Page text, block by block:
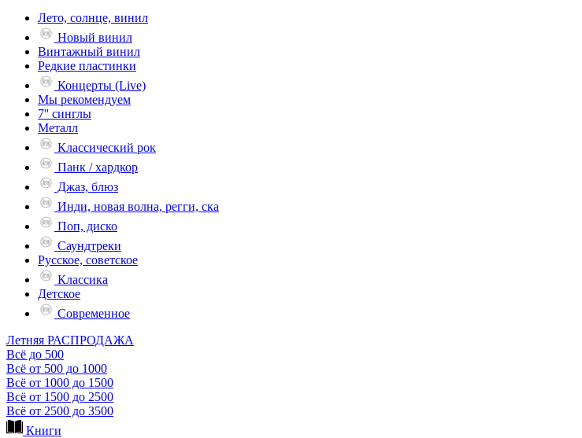
Лето, солнце, винил
Новый винил
Винтажный винил
Редкие пластинки
Концерты (Live)
Мы рекомендуем
7'' синглы
Металл
Классический рок
Панк / хардкор
Джаз, блюз
Инди, новая волна, регги, ска
Поп, диско
Саундтреки
Русское, советское
Классика
Детское
Современное
Летняя РАСПРОДАЖА
Всё до 500
Всё от 500 до 1000
Всё от 1000 до 1500
Всё от 1500 до 2500
Всё от 2500 до 3500
Книги